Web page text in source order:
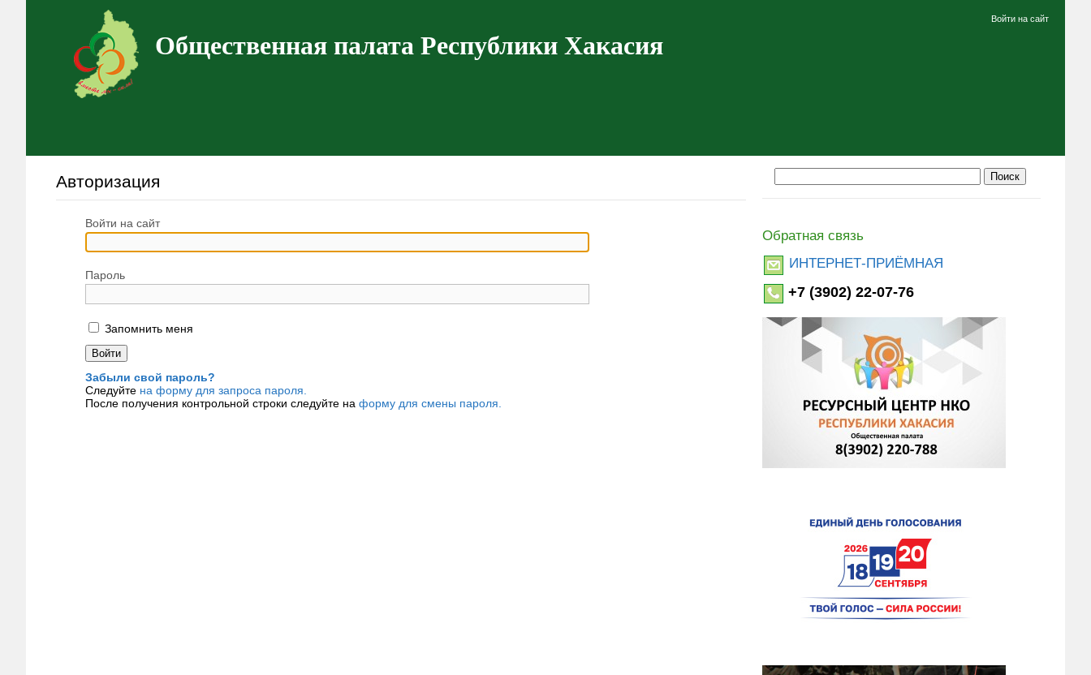
Общественная палата Республики Хакасия
Войти на сайт
Авторизация
Войти на сайт
Пароль
Запомнить меня
Забыли свой пароль?
Следуйте на форму для запроса пароля.
После получения контрольной строки следуйте на форму для смены пароля.
Обратная связь
ИНТЕРНЕТ-ПРИЁМНАЯ
+7 (3902) 22-07-76